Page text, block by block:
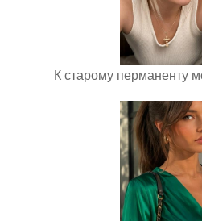
К старому перманенту